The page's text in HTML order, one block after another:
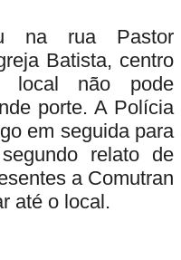
na rua Pastor
Batista, centro
local não pode
porte. A Polícia
em seguida para
relato de
a Comutran
até o local.